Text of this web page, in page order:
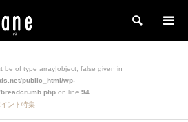
検索
be of type array|object, false given in
public_html/wp-
on line 94
ント特集